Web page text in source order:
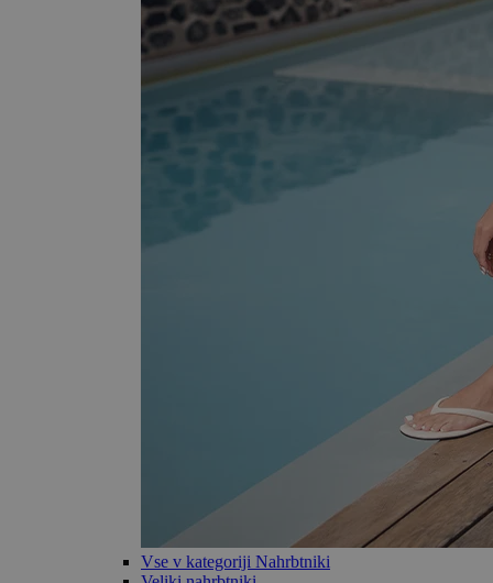
Vse v kategoriji Nahrbtniki